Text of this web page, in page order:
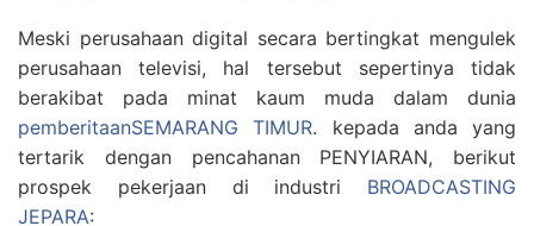
Meski perusahaan digital secara bertingkat mengulek
perusahaan televisi, hal tersebut sepertinya tidak
berakibat pada minat kaum muda dalam dunia
pemberitaanSEMARANG TIMUR. kepada anda yang
tertarik dengan pencahanan PENYIARAN, berikut
prospek pekerjaan di industri BROADCASTING
JEPARA: